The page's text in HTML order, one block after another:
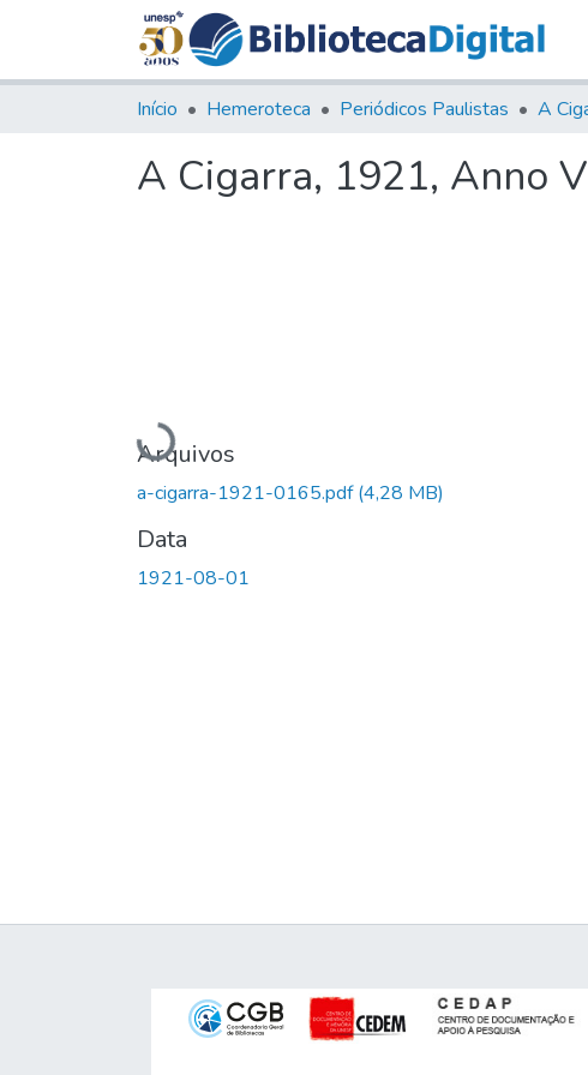
Início Hemeroteca Periódicos Paulistas A
A Cigarra, 1921, Anno
Carregando...
Arquivos
a-cigarra-1921-0165.pdf(4,28 MB)
Data
1921-08-01